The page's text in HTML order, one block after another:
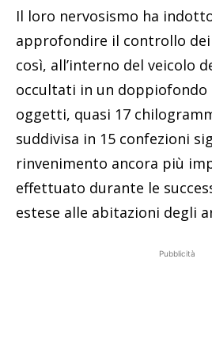
Il loro nervosismo ha
approfondire il controllo
così, all’interno del veicolo
occultati in un doppiofondo
oggetti, quasi 17
suddivisa in 15 confezioni
rinvenimento ancora più
effettuato durante le
estese alle abitazioni degli
Pubblicità